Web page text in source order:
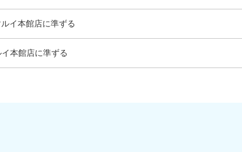
イ本館店に準ずる
本館店に準ずる